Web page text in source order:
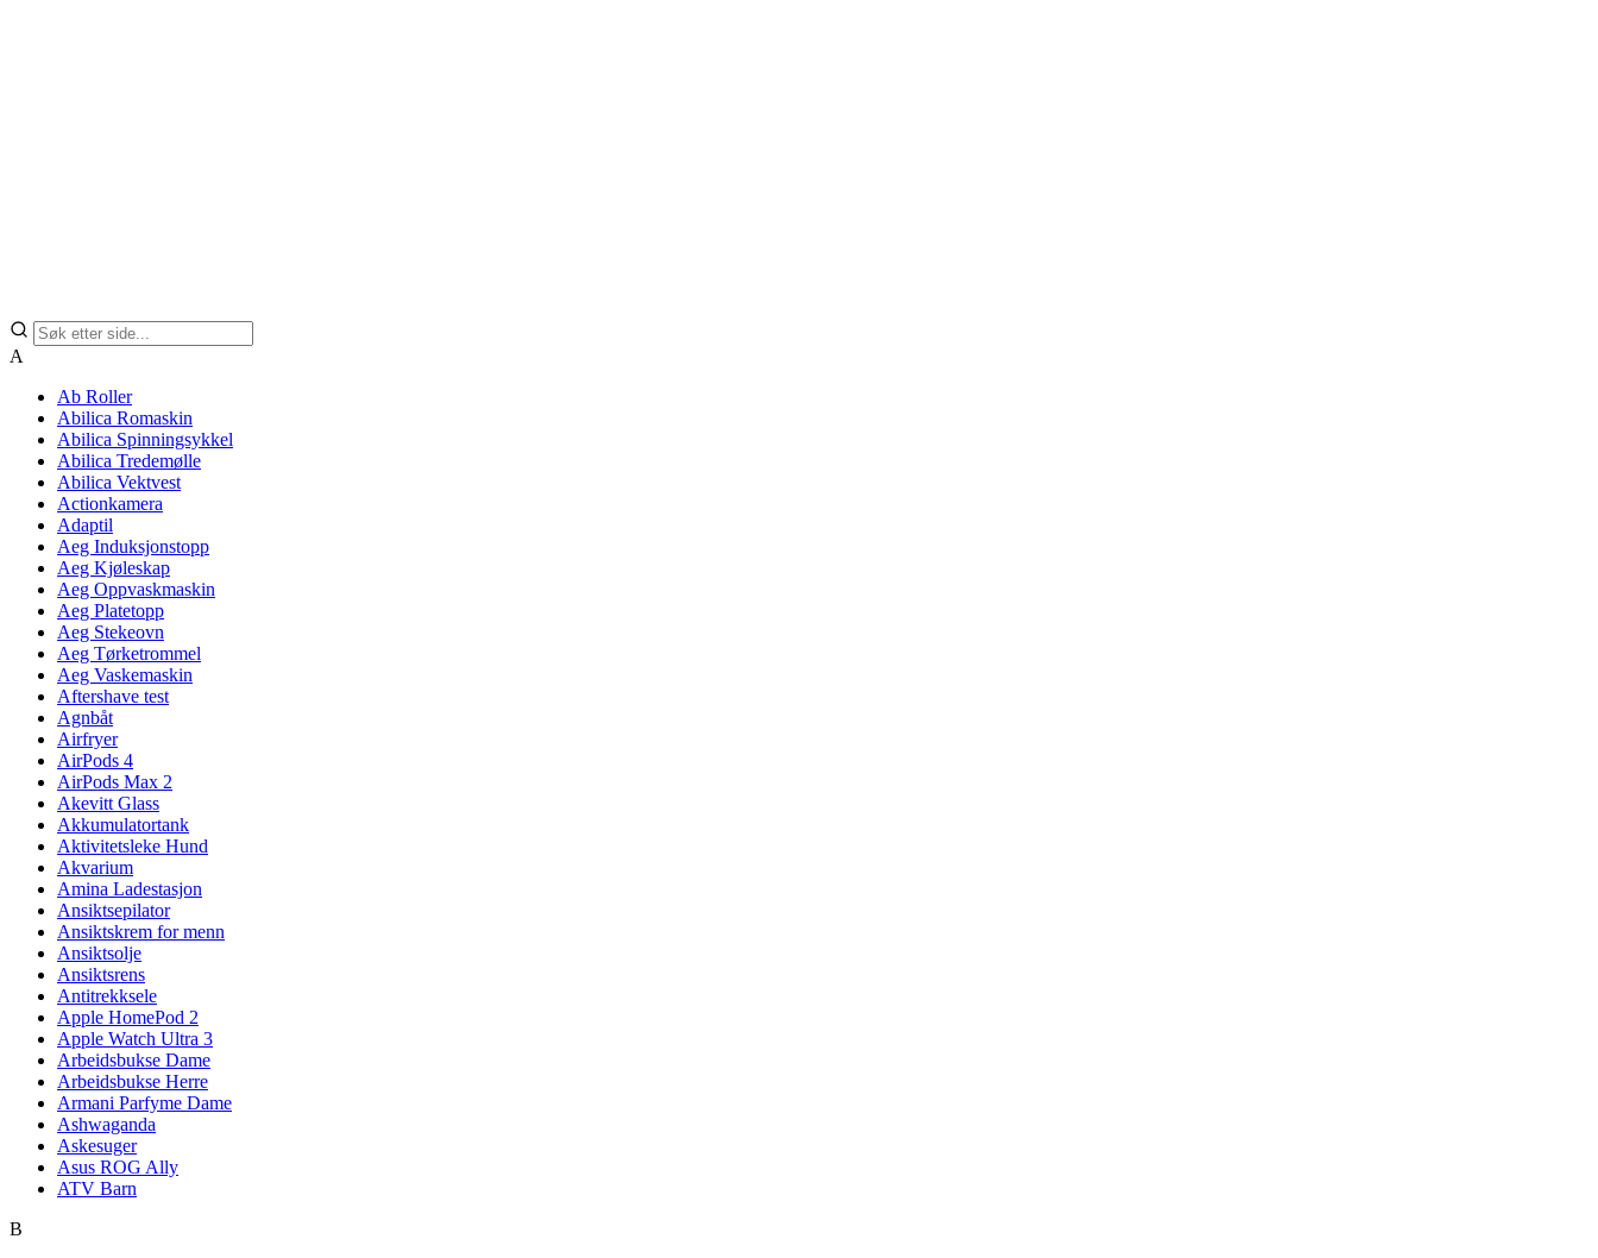
A
Ab Roller
Abilica Romaskin
Abilica Spinningsykkel
Abilica Tredemølle
Abilica Vektvest
Actionkamera
Adaptil
Aeg Induksjonstopp
Aeg Kjøleskap
Aeg Oppvaskmaskin
Aeg Platetopp
Aeg Stekeovn
Aeg Tørketrommel
Aeg Vaskemaskin
Aftershave test
Agnbåt
Airfryer
AirPods 4
AirPods Max 2
Akevitt Glass
Akkumulatortank
Aktivitetsleke Hund
Akvarium
Amina Ladestasjon
Ansiktsepilator
Ansiktskrem for menn
Ansiktsolje
Ansiktsrens
Antitrekksele
Apple HomePod 2
Apple Watch Ultra 3
Arbeidsbukse Dame
Arbeidsbukse Herre
Armani Parfyme Dame
Ashwaganda
Askesuger
Asus ROG Ally
ATV Barn
B